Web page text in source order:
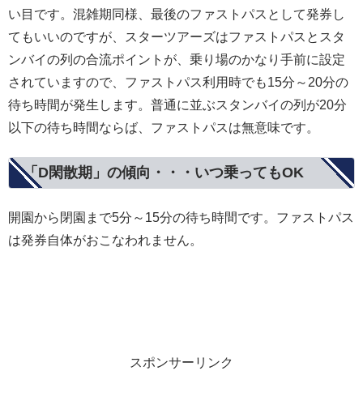
い目です。混雑期同様、最後のファストパスとして発券し
てもいいのですが、スターツアーズはファストパスとスタ
ンバイの列の合流ポイントが、乗り場のかなり手前に設定
されていますので、ファストパス利用時でも15分～20分の
待ち時間が発生します。普通に並ぶスタンバイの列が20分
以下の待ち時間ならば、ファストパスは無意味です。
「D閑散期」の傾向・・・いつ乗ってもOK
開園から閉園まで5分～15分の待ち時間です。ファストパス
は発券自体がおこなわれません。
スポンサーリンク